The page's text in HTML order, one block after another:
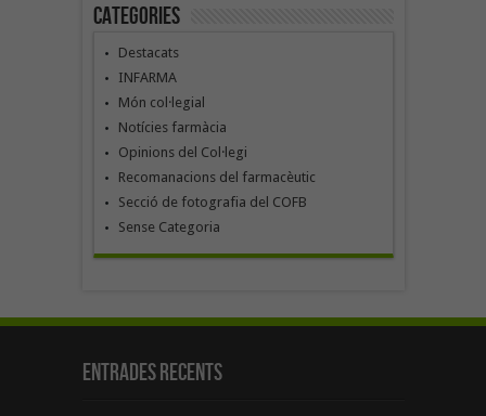
Categories
Destacats
INFARMA
Món col·legial
Notícies farmàcia
Opinions del Col·legi
Recomanacions del farmacèutic
Secció de fotografia del COFB
Sense Categoria
Entrades recents